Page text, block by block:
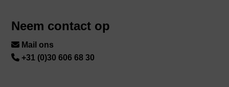
Neem contact op
Mail ons
+31 (0)30 606 68 30